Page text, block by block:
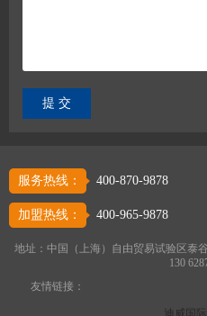
服务热线： 400-870-9878
加盟热线： 400-965-9878
地址：中国（上海）自由贸易试验区泰
130
友情链接：
迪威国